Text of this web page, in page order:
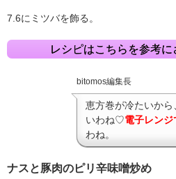
7.6にミツバを飾る。
レシピはこちらを参考
bitomos編集長
恵方巻が冷たいか
いわね♡電子レンジ
わね。
ナスと豚肉のピリ辛味噌炒め